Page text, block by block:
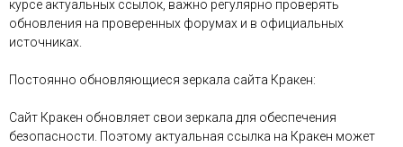
курсе актуальных ссылок, важно регулярно проверять
обновления на проверенных форумах и в официальных
источниках.
Постоянно обновляющиеся зеркала сайта Кракен:
Сайт Кракен обновляет свои зеркала для обеспечения
безопасности. Поэтому актуальная ссылка на Кракен может